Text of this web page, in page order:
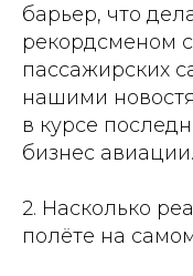
барьер, что
рекордсменом
пассажирских
нашими
в курсе
бизнес авиации.
2. Насколько
полёте на